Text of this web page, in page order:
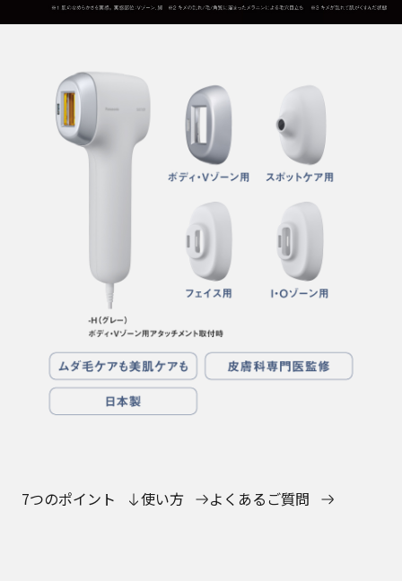
7つのポイント 使い方 よくあるご質問